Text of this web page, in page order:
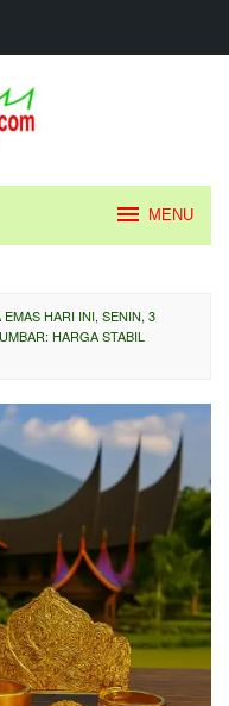
MENU
EMAS HARI INI, SENIN, 3
HARGA STABIL